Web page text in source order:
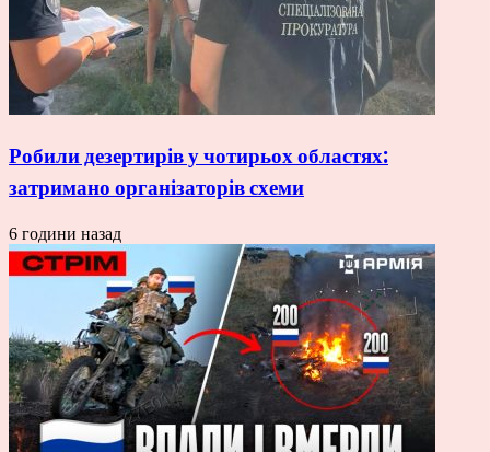
Робили дезертирів у чотирьох областях:
затримано організаторів схеми
6 години назад